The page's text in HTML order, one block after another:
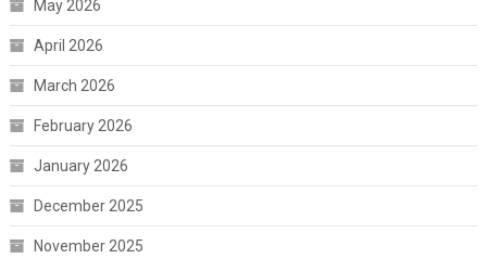
May 2026
April 2026
March 2026
February 2026
January 2026
December 2025
November 2025